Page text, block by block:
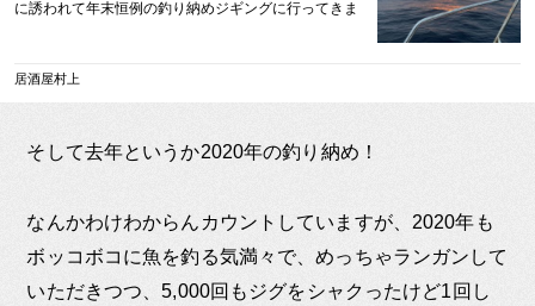
に誘われて年末恒例の釣り納めジギングに行ってきま
居酒屋村上
そして去年というか2020年の釣り納め！
なんかわけわからんカウントしていますが、2020年も
ボッコボコに魚を釣る気満々で、めっちゃランガンして
いただきつつ、5,000回もジグをシャクったけど1回し